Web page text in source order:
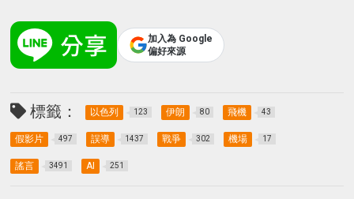
加入為 Google
偏好來源
標籤： 以色列 123 伊朗 80 飛機 43
假影片 497 誤導 1437 戰爭 302 機場 17
謠言 3491 AI 251